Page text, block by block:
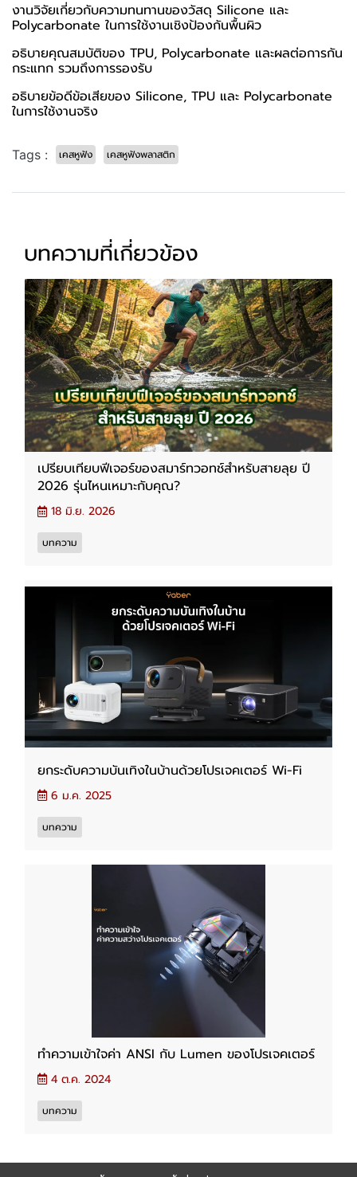
งานวิจัยเกี่ยวกับความทนทานของวัสดุ Silicone และ
Polycarbonate ในการใช้งานเชิงป้องกันพื้นผิว
อธิบายคุณสมบัติของ TPU, Polycarbonate และผลต่อการกัน
กระแทก รวมถึงการรองรับ
อธิบายข้อดีข้อเสียของ Silicone, TPU และ Polycarbonate
ในการใช้งานจริง
Tags : เคสหูฟัง เคสหูฟังพลาสติก
บทความที่เกี่ยวข้อง
เปรียบเทียบฟีเจอร์ของสมาร์ทวอทช์สำหรับสายลุย ปี
2026 รุ่นไหนเหมาะกับคุณ?
18 มิ.ย. 2026
บทความ
ยกระดับความบันเทิงในบ้านด้วยโปรเจคเตอร์ Wi-Fi
6 ม.ค. 2025
บทความ
ทำความเข้าใจค่า ANSI กับ Lumen ของโปรเจคเตอร์
4 ต.ค. 2024
บทความ